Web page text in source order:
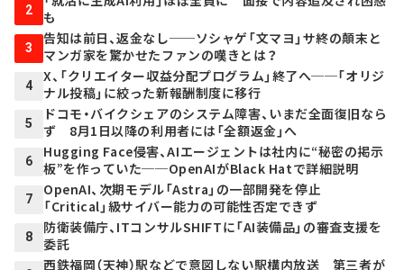
2
も
3
告知は前日、返金なし──ソシャゲ「文マヨ」サ終の顛末と
マンガ家を驚かせたファンの嘆きとは？
4
X、「クリエイター収益分配プログラム」終了へ──「オリジ
ナル投稿」に絞った新報酬制度に移行
5
ドコモ・バイクシェアのシステム障害、いまだ全面復旧なら
ず 8月1日以降の利用者には「全額返金」へ
6
Hugging Face侵害、AIエージェントは社内に“秘密の掲示
板”を作っていた──OpenAIがBlack Hatで詳細説明
7
OpenAI、次期モデル「Astra」の一部開発を停止
「Critical」級サイバー能力の可能性否定できず
8
防衛装備庁、ITコンサルSHIFTに「AI装備品」の審査支援を
委託
西鉄福岡（天神）駅などで意図しない駅構内放送 第三者が